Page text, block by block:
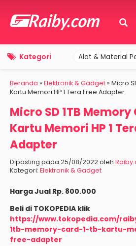
Kategori Alat & Material
Beranda » Elektronik & Gadget» Micro
Kartu Memori HP 1 Tera Free Adapter
Micro SD 1TB Memory
Kartu Memori HP 1
Adapter
Diposting pada 25/08/2022 oleh
Kategori: Elektronik & Gadget
Harga Jual Rp. 800.000
Beli di TOKOPEDIA klik
https://www.tokopedia.com/
1tb-memory-card-1-tb-kartu-
free-adapter